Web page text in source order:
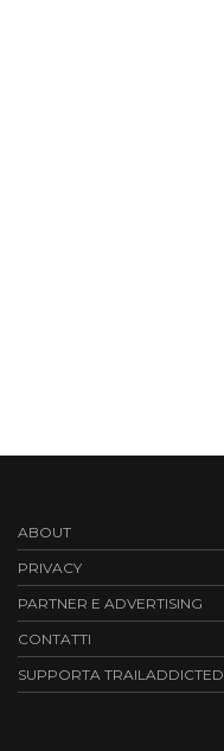
ABOUT
PRIVACY
PARTNER E ADVERTISING
CONTATTI
SUPPORTA TRAILADDICTED